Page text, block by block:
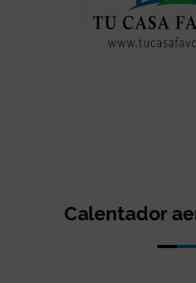
Calentador